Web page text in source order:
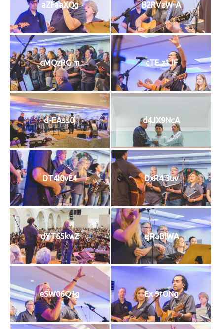
aZFaaXQg B2RVzW-A
cMQzRG m cTE z1JF
d-EAss0j d4JX9NcA
DT4I0vE4 DxR4 3uv
dYT65kwZ ejRaBlWA
eSW06Q1g Ex 9rONg